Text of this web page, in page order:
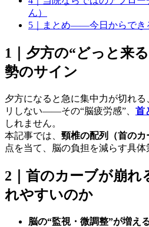
ん）
5｜まとめ――今日からでき
1｜夕方の“どっと来
勢のサイン
夕方になると急に集中力が切れ
リしない——その“脳疲労感”、 首
しれません。
本記事では、 頸椎の配列（首の
点を当て、脳の負担を減らす具体
2｜首のカーブが崩れ
れやすいのか
脳の“監視・微調整”が増え